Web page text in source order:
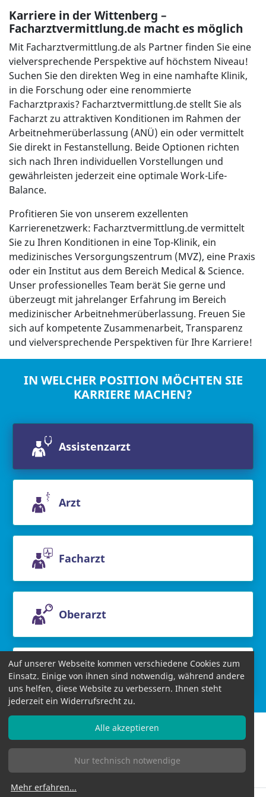
Karriere in der Wittenberg –
Facharztvermittlung.de macht es möglich
Mit Facharztvermittlung.de als Partner finden Sie eine
vielversprechende Perspektive auf höchstem Niveau!
Suchen Sie den direkten Weg in eine namhafte Klinik,
in die Forschung oder eine renommierte
Facharztpraxis? Facharztvermittlung.de stellt Sie als
Facharzt zu attraktiven Konditionen im Rahmen der
Arbeitnehmerüberlassung (ANÜ) ein oder vermittelt
Sie direkt in Festanstellung. Beide Optionen richten
sich nach Ihren individuellen Vorstellungen und
gewährleisten jederzeit eine optimale Work-Life-
Balance.
Profitieren Sie von unserem exzellenten
Karrierenetzwerk: Facharztvermittlung.de vermittelt
Sie zu Ihren Konditionen in eine Top-Klinik, ein
medizinisches Versorgungszentrum (MVZ), eine Praxis
oder ein Institut aus dem Bereich Medical & Science.
Unser professionelles Team berät Sie gerne und
überzeugt mit jahrelanger Erfahrung im Bereich
medizinischer Arbeitnehmerüberlassung. Freuen Sie
sich auf kompetente Zusammenarbeit, Transparenz
und vielversprechende Perspektiven für Ihre Karriere!
IN WELCHER POSITION MÖCHTEN SIE
KARRIERE MACHEN?
Assistenzarzt
Arzt
Facharzt
Oberarzt
Chefarzt
AGB Datenschutzbestimmungen
Bildnachweise
Auf unserer Webseite kommen verschiedene Cookies zum
Einsatz. Einige von ihnen sind notwendig, während andere
uns helfen, diese Website zu verbessern. Ihnen steht
jederzeit ein Widerrufsrecht zu.
Nur technisch notwendige
Alle akzeptieren
Mehr erfahren...